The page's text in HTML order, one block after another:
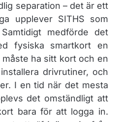
separation – det är ett
upplever SITHS som
medförde det
fysiska smartkort en
måste ha sitt kort och en
drivrutiner, och
I en tid när det mesta
det omständligt att
bara för att logga in.